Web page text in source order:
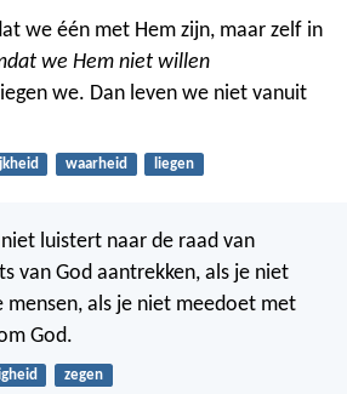
we één met Hem zijn, maar zelf in
we Hem niet willen
we. Dan leven we niet vanuit
waarheid liegen
luistert naar de raad van
van God aantrekken, als je niet
mensen, als je niet meedoet met
God.
zegen